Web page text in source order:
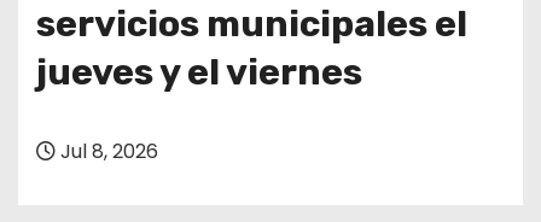
servicios municipales el
jueves y el viernes
Jul 8, 2026